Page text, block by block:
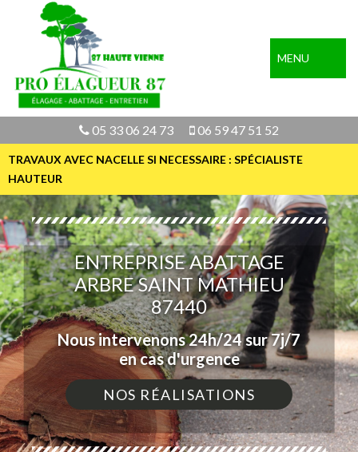
MENU
05 33 06 24 73 06 59 47 51 52
TRAVAUX AVEC NACELLE SI NECESSAIRE : SPÉCIALISTE
HAUTEUR
ENTREPRISE ABATTAGE
ARBRE SAINT MATHIEU
87440
Nous intervenons 24h/24 sur 7j/7
en cas d'urgence
NOS RÉALISATIONS